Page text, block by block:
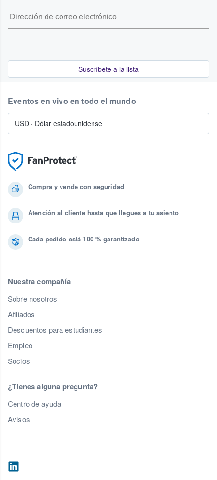
Suscríbete a la lista
Compra y vende con seguridad
Atención al cliente hasta que llegues a tu asiento
Cada pedido está 100 % garantizado
Nuestra compañía
Sobre nosotros
Afiliados
Descuentos para estudiantes
Empleo
Socios
¿Tienes alguna pregunta?
Centro de ayuda
Avisos
Eventos en vivo en todo el mundo
USD · Dólar estadounidense